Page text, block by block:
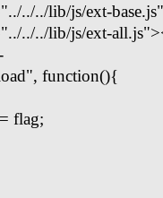
../../lib/js/ext-
../../lib/js/ext-
function(){
flag;